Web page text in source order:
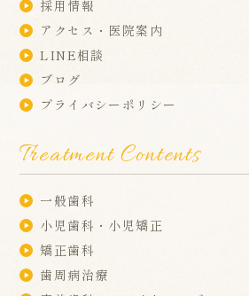
採用情報
アクセス・医院案内
LINE相談
ブログ
プライバシーポリシー
Treatment Contents
一般歯科
小児歯科・小児矯正
矯正歯科
歯周病治療